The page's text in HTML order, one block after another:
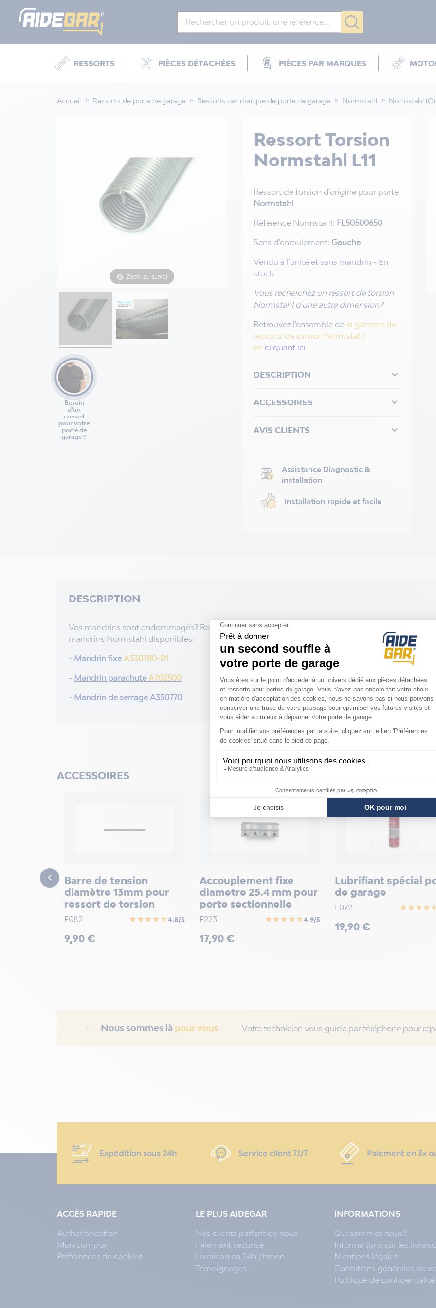
RESSORTS PIÈCES DÉTACHÉES PIÈCES PAR MARQUES
Accueil Ressorts de porte de garage Ressorts par marque de porte de garage Normstahl Normstahl
Zoom au survol
Besoin
d'un
conseil
pour votre
porte de
garage ?
Ressort Torsion
Normstahl L11
Ressort de torsion d'origine pour porte
Normstahl
Référence Normstahl: FL50500650
Sens d'enroulement: Gauche
Vendu à l'unité et sans mandrin - En
stock
Vous recherchez un ressort de torsion
Normstahl d'une autre dimension?
Retrouvez l'ensemble de la gamme de
ressorts de torsion Normstahl
en cliquant ici
DESCRIPTION 
ACCESSOIRES 
AVIS CLIENTS 
Assistance Diagnostic &
installation
Installation rapide et facile
DESCRIPTION
Vos mandrins sont endommagés? Retrouvez ci-dessous les références de
mandrins Normstahl disponibles:
- Mandrin fixeA330780-01
- Mandrin parachuteA702500
- Mandrin de serrageA330770
ACCESSOIRES

Barre de tension
diamètre 13mm pour
ressort de torsion
F082 star star star star star_half4.8/5
Prix
9,90 €
Accouplement fixe
diametre 25.4 mm pour
porte sectionnelle
F223 star star star star star_half4.9/5
Prix
17,90 €
Lubrifiant spécial
de garage
F072 star star star star
Prix
19,90 €
Nous sommes là pour vous Votre technicien vous guide par téléphone pour
Expédition sous 24h Service client 7J/7 Paiement en 3x
ACCÈS RAPIDE
Authentification
Mon compte
Préférences de cookies
LE PLUS AIDEGAR
Nos clients parlent de nous
Paiement securisé
Livraison en 24h chrono
Témoignages
INFORMATIONS
Qui sommes nous?
Informations sur les
Mentions légales
Conditions générales de
Politique de confidentialité